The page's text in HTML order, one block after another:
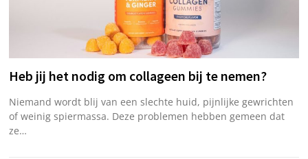
Heb jij het nodig om collageen bij te nemen?
Niemand wordt blij van een slechte huid, pijnlijke gewrichten
of weinig spiermassa. Deze problemen hebben gemeen dat
ze…